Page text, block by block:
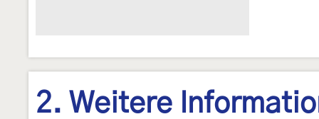
2. Weitere